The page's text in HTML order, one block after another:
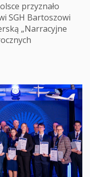
przyznało
SGH Bartoszowi
„Narracyjne